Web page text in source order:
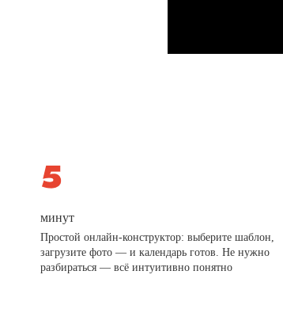
минут
Простой онлайн-конструктор: выберите шаблон,
загрузите фото — и календарь готов. Не нужно
разбираться — всё интуитивно понятно